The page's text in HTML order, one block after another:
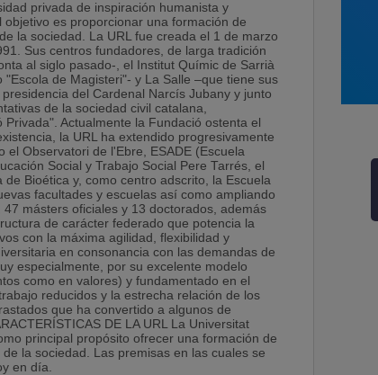
privada de inspiración humanista y
es proporcionar una formación de
la sociedad. La URL fue creada el 1 de marzo
Sus centros fundadores, de larga tradición
al siglo pasado-, el Institut Químic de Sarrià
de Magisteri"- y La Salle –que tiene sus
del Cardenal Narcís Jubany y junto
de la sociedad civil catalana,
Actualmente la Fundació ostenta el
la URL ha extendido progresivamente
Observatori de l'Ebre, ESADE (Escuela
Social y Trabajo Social Pere Tarrés, el
Bioética y, como centro adscrito, la Escuela
facultades y escuelas así como ampliando
másters oficiales y 13 doctorados, además
de carácter federado que potencia la
con la máxima agilidad, flexibilidad y
en consonancia con las demandas de
especialmente, por su excelente modelo
como en valores) y fundamentado en el
reducidos y la estrecha relación de los
que ha convertido a algunos de
DE LA URL La Universitat
principal propósito ofrecer una formación de
la sociedad. Las premisas en las cuales se
en día.